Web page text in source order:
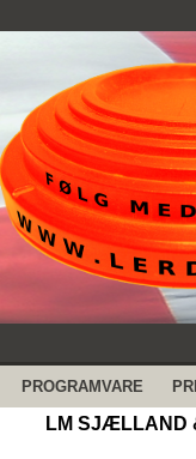
PROGRAMVARE
LM SJÆLLAND